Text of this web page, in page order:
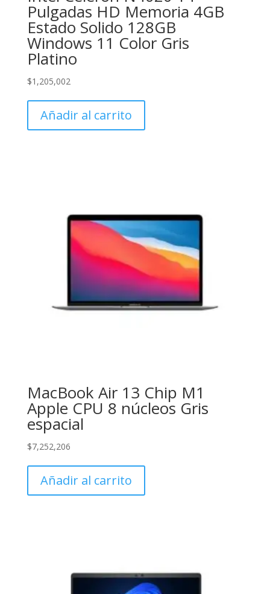
Pulgadas HD Memoria 4GB
Estado Solido 128GB
Windows 11 Color Gris
Platino
$1,205,002
Añadir al carrito
MacBook Air 13 Chip M1
Apple CPU 8 núcleos Gris
espacial
$7,252,206
Añadir al carrito